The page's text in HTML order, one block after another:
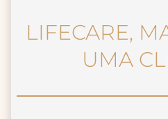
Globo! E claro, contamos
técnica realizada pela Dra.
Fisioterapia com Pós-
LIFECARE,
UMA